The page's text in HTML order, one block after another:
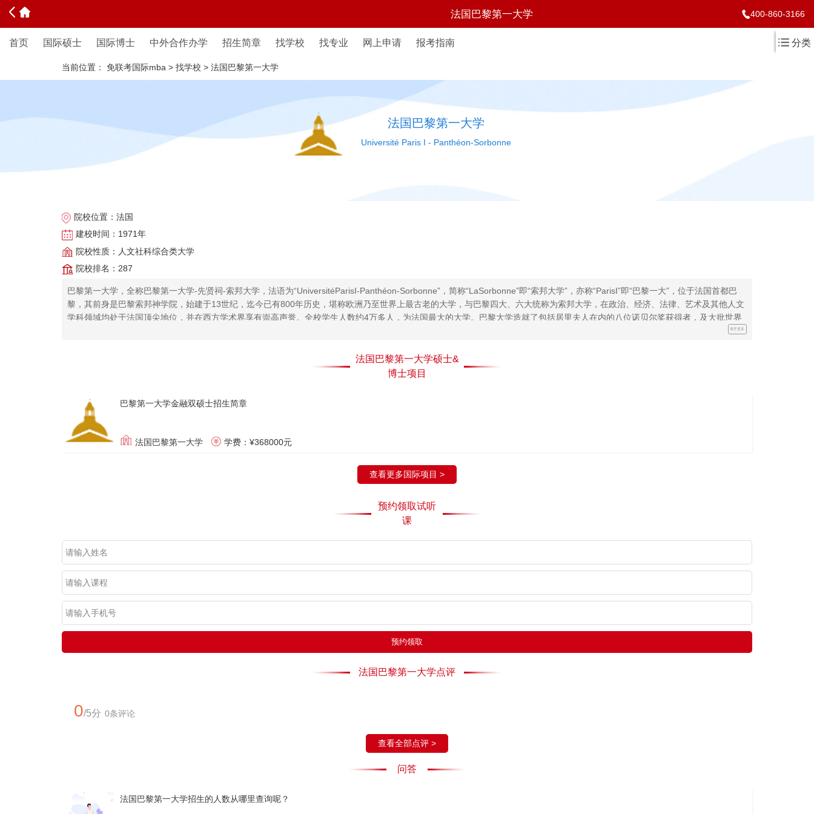
法国巴黎第一大学 400-860-3166
首页 国际硕士 国际博士 中外合作办学 招生简章 找学校 找专业 网上申请 报考指南 分类
当前位置： 免联考国际mba > 找学校 > 法国巴黎第一大学
法国巴黎第一大学
Université Paris I - Panthéon-Sorbonne
院校位置： 法国
建校时间： 1971年
院校性质： 人文社科综合类大学
院校排名： 287
巴黎第一大学，全称巴黎第一大学-先贤祠-索邦大学，法语为“UniversitéParisI-Panthéon-Sorbonne”，简称“LaSorbonne”即“索邦大学”，亦称“ParisI”即“巴黎一大”，位于法国首都巴
黎，其前身是巴黎索邦神学院，始建于13世纪，迄今已有800年历史，堪称欧洲乃至世界上最古老的大学，与巴黎四大、六大统称为索邦大学，在政治、经济、法律、艺术及其他人文
学科领域均处于法国顶尖地位，并在西方学术界享有崇高声誉。全校学生人数约4万多人，为法国最大的大学。巴黎大学造就了包括居里夫人在内的八位诺贝尔奖获得者，及大批世界
顶尖的专家学者，创造了无数垂范后世的学术经典。巴黎一大是一所以法律、政治、经济管理以及人文社会科学为主的法国顶尖公立高等院校，传承了法国精英教育的传统，在欧洲乃
展开更多
法国巴黎第一大学硕士&
博士项目
巴黎第一大学金融双硕士招生简章
法国巴黎第一大学 学费：¥368000元
查看更多国际项目 >
预约领取试听
课
预约领取
法国巴黎第一大学点评
0/5分 0条评论
查看全部点评 >
问答
法国巴黎第一大学招生的人数从哪里查询呢？